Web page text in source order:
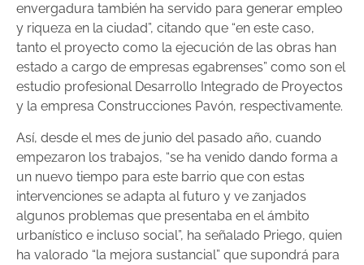
envergadura también ha servido para generar empleo
y riqueza en la ciudad”, citando que “en este caso,
tanto el proyecto como la ejecución de las obras han
estado a cargo de empresas egabrenses” como son el
estudio profesional Desarrollo Integrado de Proyectos
y la empresa Construcciones Pavón, respectivamente.
Así, desde el mes de junio del pasado año, cuando
empezaron los trabajos, “se ha venido dando forma a
un nuevo tiempo para este barrio que con estas
intervenciones se adapta al futuro y ve zanjados
algunos problemas que presentaba en el ámbito
urbanístico e incluso social”, ha señalado Priego, quien
ha valorado “la mejora sustancial” que supondrá para